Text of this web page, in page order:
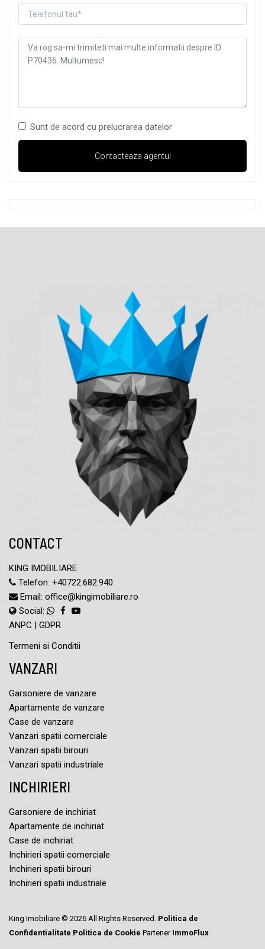
Sunt de acord cu prelucrarea datelor
CONTACT
KING IMOBILIARE
Telefon: +40722.682.940
Email: office@kingimobiliare.ro
Social:
ANPC | GDPR
Termeni si Conditii
VANZARI
Garsoniere de vanzare
Apartamente de vanzare
Case de vanzare
Vanzari spatii comerciale
Vanzari spatii birouri
Vanzari spatii industriale
INCHIRIERI
Garsoniere de inchiriat
Apartamente de inchiriat
Case de inchiriat
Inchirieri spatii comerciale
Inchirieri spatii birouri
Inchirieri spatii industriale
King Imobiliare © 2026 All Rights Reserved. Politica de
Confidentialitate Politica de Cookie Partener ImmoFlux